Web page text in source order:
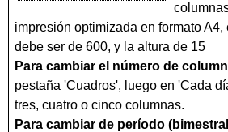
impresión optimizada en formato
debe ser de 600, y la altura de 15
Para cambiar el número de
pestaña 'Cuadros', luego en 'Cada
tres, cuatro o cinco columnas.
Para cambiar de período